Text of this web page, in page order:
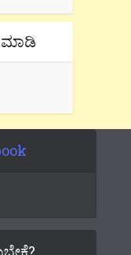
ಮಾಡಿ